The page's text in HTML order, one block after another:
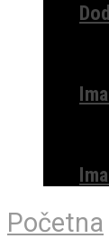
Početna